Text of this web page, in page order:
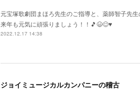
元宝塚歌劇団まほろ先生のご指導と、薬師智子先
来年も元気に頑張りましょう！！🎵😆😊♥️
2022.12.17 14:38
ジョイミュージカルカンパニーの稽古